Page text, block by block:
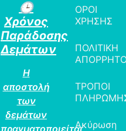
🕒
Χρόνος
Παράδοσης
Δεμάτων
Η
αποστολή
των
δεμάτων
ΟΡΟΙ
ΧΡΗΣΗΣ
ΠΟΛΙΤΙΚΗ
ΤΡΟΠΟΙ
Ακύρωση